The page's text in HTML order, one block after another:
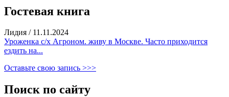
Гостевая книга
Лидия / 11.11.2024
Уроженка с/х Агроном. живу в Москве. Часто приходится
ездить на...
Оставьте свою запись >>>
Поиск по сайту